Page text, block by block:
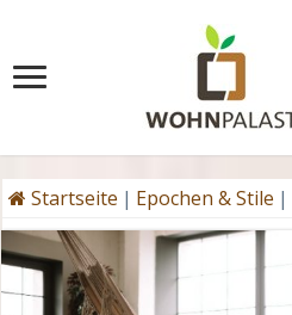
Startseite | Epochen & Stile |